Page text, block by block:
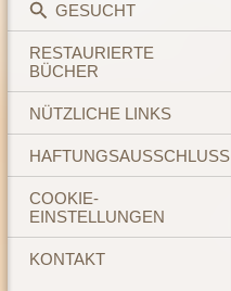
GESUCHT
RESTAURIERTE
BÜCHER
NÜTZLICHE LINKS
HAFTUNGSAUSSCHLUSS
COOKIE-
EINSTELLUNGEN
KONTAKT